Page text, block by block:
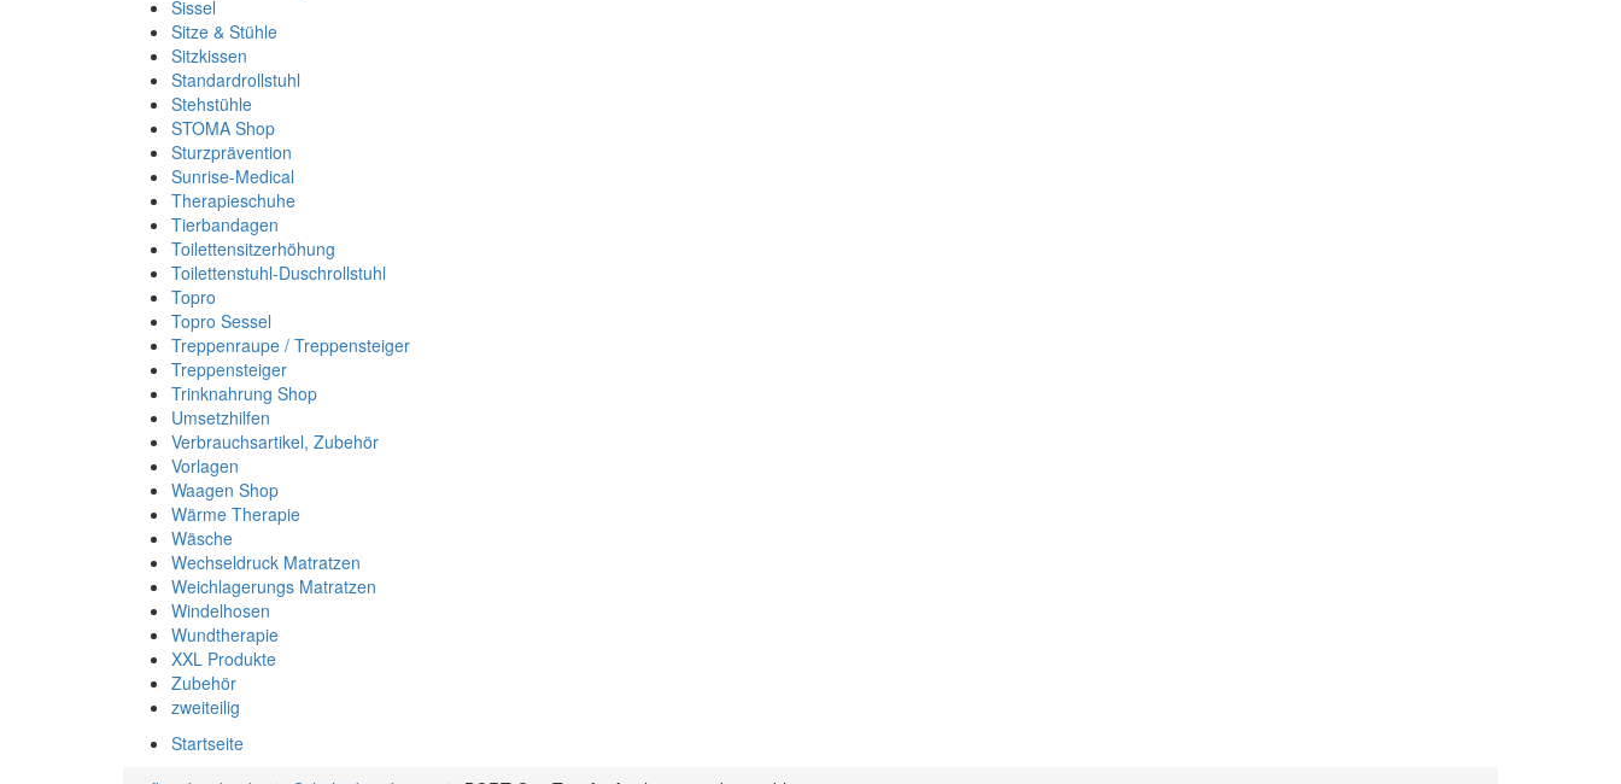
Sissel
Sitze & Stühle
Sitzkissen
Standardrollstuhl
Stehstühle
STOMA Shop
Sturzprävention
Sunrise-Medical
Therapieschuhe
Tierbandagen
Toilettensitzerhöhung
Toilettenstuhl-Duschrollstuhl
Topro
Topro Sessel
Treppenraupe / Treppensteiger
Treppensteiger
Trinknahrung Shop
Umsetzhilfen
Verbrauchsartikel, Zubehör
Vorlagen
Waagen Shop
Wärme Therapie
Wäsche
Wechseldruck Matratzen
Weichlagerungs Matratzen
Windelhosen
Wundtherapie
XXL Produkte
Zubehör
zweiteilig
Startseite